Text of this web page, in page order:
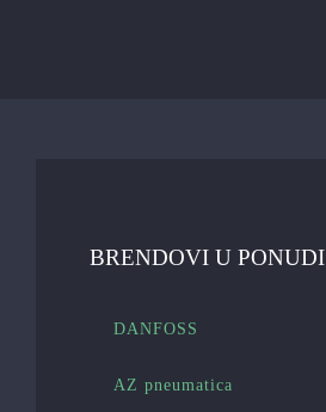
BRENDOVI U PONUDI
DANFOSS
AZ pneumatica